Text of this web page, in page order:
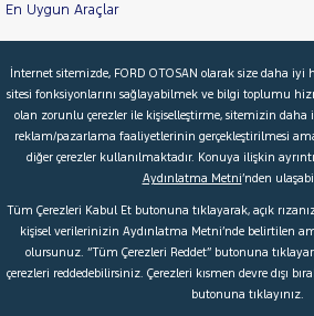
KIA
MAN
MERCEDES-
BENZ
MOTORSIKLET
NISSAN
OPEL
En Uygun Araçlar
İkinci El Garanti
Kampanyalar
Kredi Hesaplama & Başvuru
© 2026 Ford Türkiye Ford Kurumsal
Şartlar & Kişisel Verilerin Korunması S.S.S.
İnternet sitemizde, FORD OTOSAN olarak size daha
sitesi fonksiyonlarını sağlayabilmek ve bilgi toplumu
olan zorunlu çerezler ile kişiselleştirme, sitemizin daha
reklam/pazarlama faaliyetlerinin gerçekleştirilmesi
diğer çerezler kullanılmaktadır. Konuya ilişkin
Aydınlatma Metni’nden
Tüm Çerezleri Kabul Et butonuna tıklayarak, açık
kişisel verilerinizin Aydınlatma Metni’nde belirtilen
olursunuz. “Tüm Çerezleri Reddet” butonuna
çerezleri reddedebilirsiniz. Çerezleri kısmen devre dışı
butonuna tıklayınız.